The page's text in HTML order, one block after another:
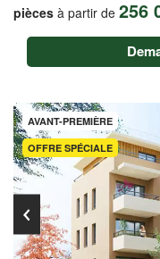
pièces à partir de 256
OFFRE SPÉCIALE
AVANT-PREMIÈRE